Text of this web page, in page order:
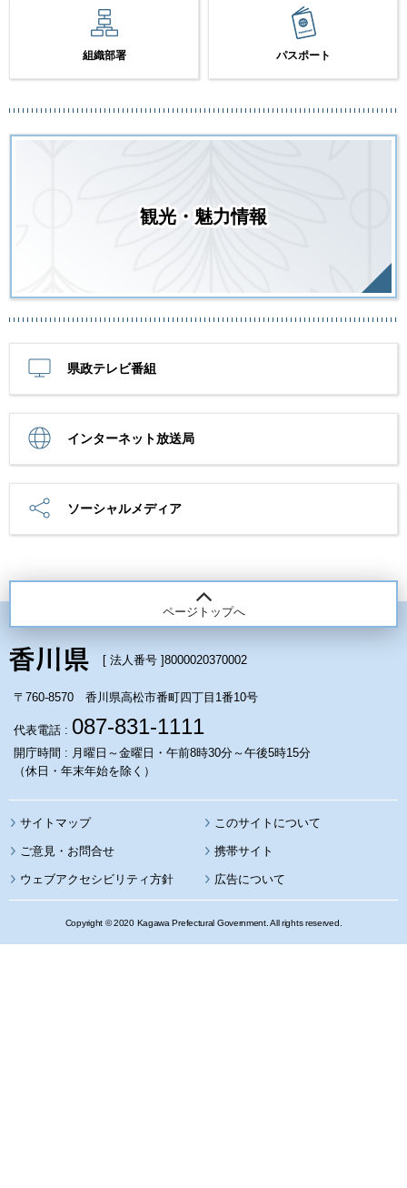
組織部署 パスポート
観光・魅力情報
県政テレビ番組
インターネット放送局
ソーシャルメディア
ページトップへ
[ 法人番号 ]8000020370002
〒760-8570 香川県高松市番町四丁目1番10号
代表電話 : 087-831-1111
開庁時間 : 月曜日～金曜日・午前8時30分～午後5時15分
（休日・年末年始を除く）
サイトマップ このサイトについて
携帯サイト
ウェブアクセシビリティ方針 広告について
Copyright © 2020 Kagawa Prefectural Government. All rights reserved.